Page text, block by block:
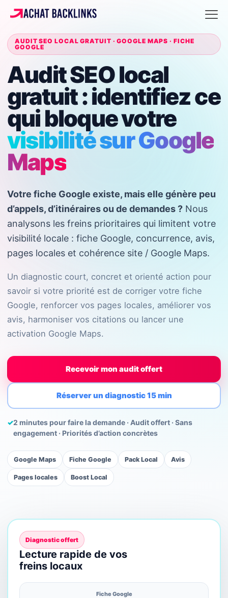
AUDIT SEO LOCAL GRATUIT · GOOGLE MAPS · FICHE
GOOGLE
Audit SEO local
gratuit : identifiez ce
qui bloque votre
visibilité sur Google
Maps
Votre fiche Google existe, mais elle génère peu
d’appels, d’itinéraires ou de demandes ? Nous
analysons les freins prioritaires qui limitent votre
visibilité locale : fiche Google, concurrence, avis,
pages locales et cohérence site / Google Maps.
Un diagnostic court, concret et orienté action pour
savoir si votre priorité est de corriger votre fiche
Google, renforcer vos pages locales, améliorer vos
avis, harmoniser vos citations ou lancer une
activation Google Maps.
Recevoir mon audit offert
Réserver un diagnostic 15 min
✓2 minutes pour faire la demande · Audit offert · Sans
engagement · Priorités d’action concrètes
Google Maps Fiche Google Pack Local Avis
Pages locales Boost Local
Diagnostic offert
Lecture rapide de vos
freins locaux
Fiche Google